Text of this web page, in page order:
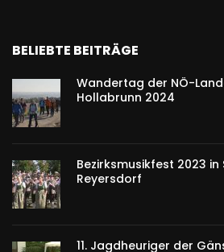
BELIEBTE BEITRÄGE
Wandertag der NÖ-
Hollabrunn 2024
Bezirksmusikfest 2023
Reyersdorf
11. Jagdheuriger der